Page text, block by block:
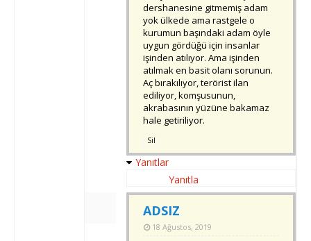
dershanesine gitmemiş adam
yok ülkede ama rastgele o
kurumun başındaki adam öyle
uygun gördüğü için insanlar
işinden atılıyor. Ama işinden
atılmak en basit olanı sorunun.
Aç bırakılıyor, terörist ilan
ediliyor, komşusunun,
akrabasının yüzüne bakamaz
hale getiriliyor.
Sil
Yanıtlar
Yanıtla
ADSIZ
18 Ağustos, 2019